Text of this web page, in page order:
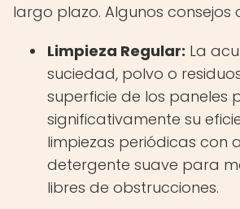
largo plazo. Algunos consejos
Limpieza Regular: La
suciedad, polvo o
superficie de los paneles
significativamente su
limpiezas periódicas con
detergente suave para
libres de obstrucciones.